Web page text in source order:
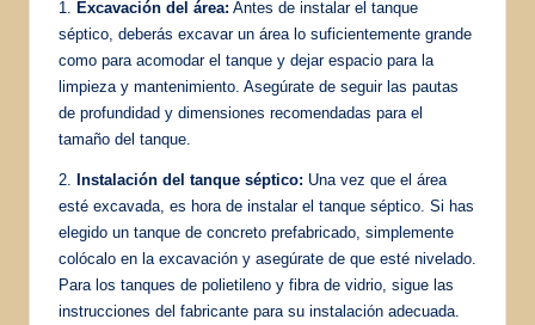
1. Excavación del área: Antes de instalar el tanque
séptico, deberás excavar un área lo suficientemente grande
como para acomodar el tanque y dejar espacio para la
limpieza y mantenimiento. Asegúrate de seguir las pautas
de profundidad y dimensiones recomendadas para el
tamaño del tanque.
2. Instalación del tanque séptico: Una vez que el área
esté excavada, es hora de instalar el tanque séptico. Si has
elegido un tanque de concreto prefabricado, simplemente
colócalo en la excavación y asegúrate de que esté nivelado.
Para los tanques de polietileno y fibra de vidrio, sigue las
instrucciones del fabricante para su instalación adecuada.